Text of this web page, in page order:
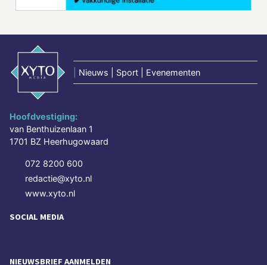
Nieuws | Sport | Evenementen
Hoofdvestiging:
van Benthuizenlaan 1
1701 BZ Heerhugowaard
072 8200 600
redactie@xyto.nl
www.xyto.nl
SOCIAL MEDIA
NIEUWSBRIEF AANMELDEN